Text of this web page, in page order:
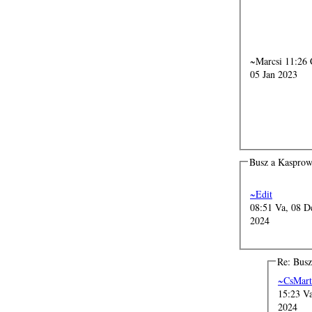
~Marcsi 11:26 Csü,
05 Jan 2023
Busz a
~Edit
08:51 Va, 08
2024
Re:
15:23
2024